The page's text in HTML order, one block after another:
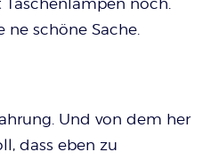
ne schöne Sache.
Und von dem her
dass eben zu